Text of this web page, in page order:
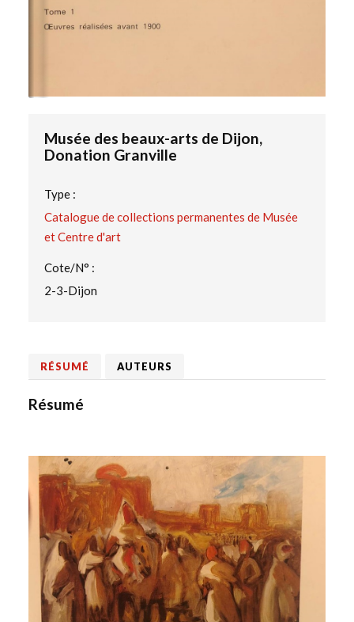
Musée des beaux-arts de Dijon,
Donation Granville
Type :
Catalogue de collections permanentes de Musée
et Centre d'art
Cote/N° :
2-3-Dijon
RÉSUMÉ AUTEURS
Résumé